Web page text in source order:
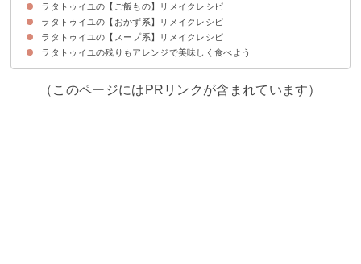
①ナポリタン
②ピリッとアラビアータ
③冷製パスタ
④冷製ラタトゥイユうどん
⑤ラタトゥイユそうめん
ラタトゥイユの【ご飯もの】リメイクレシピ
①野菜たっぷりドリア
②オムライスのミートソース風かけ
③リゾット
④ラタトゥイユミートソースのライス添え
ラタトゥイユの【おかず系】リメイクレシピ
①キッシュ
②彩りチーズ焼き
③なすの器でグラタン
④オムレツのラタトゥイユソース添え
ラタトゥイユの【スープ系】リメイクレシピ
①スープカレー
②ラタトゥイユのアジアン風スープ
③ラタトゥィュのトマトスープ
④ポタージュ
ラタトゥイユの残りもアレンジで美味しく食べよう
（このページにはPRリンクが含まれています）